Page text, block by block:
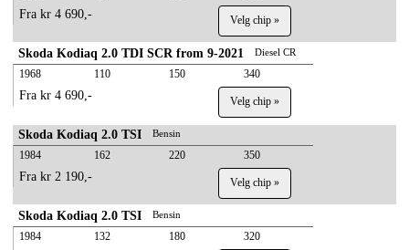
Fra kr 4 690,- Velg chip »
Skoda Kodiaq 2.0 TDI SCR from 9-2021 Diesel CR
1968 110 150 340
Fra kr 4 690,- Velg chip »
Skoda Kodiaq 2.0 TSI Bensin
1984 162 220 350
Fra kr 2 190,- Velg chip »
Skoda Kodiaq 2.0 TSI Bensin
1984 132 180 320